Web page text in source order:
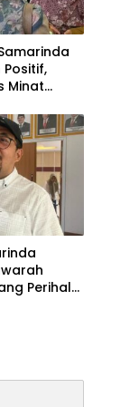
Positif,
Minat
Perihal